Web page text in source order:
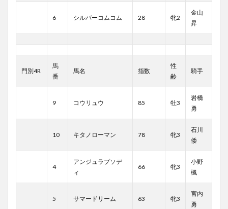
6 シルバーコムコム 28 牝2
金山
昇
門別4R
馬
番
馬名 指数
性
齢
騎手
9 コウリュウ 85 牡3
岩橋
勇
10 キタノローマン 78 牝3
石川
倭
4
アンジュラプソデ
ィ
66 牝3
小野
楓
5 サマードリーム 63 牝3
宮内
勇